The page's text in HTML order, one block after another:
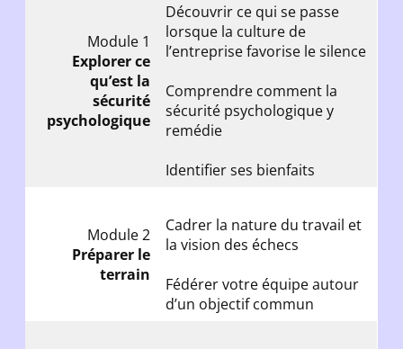
Module 1
Explorer ce
qu’est la
sécurité
psychologique
Découvrir ce qui se passe
lorsque la culture de
l’entreprise favorise le silence
Comprendre comment la
sécurité psychologique y
remédie
Identifier ses bienfaits
Module 2
Préparer le
terrain
Cadrer la nature du travail et
la vision des échecs
Fédérer votre équipe autour
d’un objectif commun